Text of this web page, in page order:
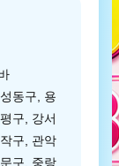
동구, 용
구, 강서
구, 관악
구, 중랑